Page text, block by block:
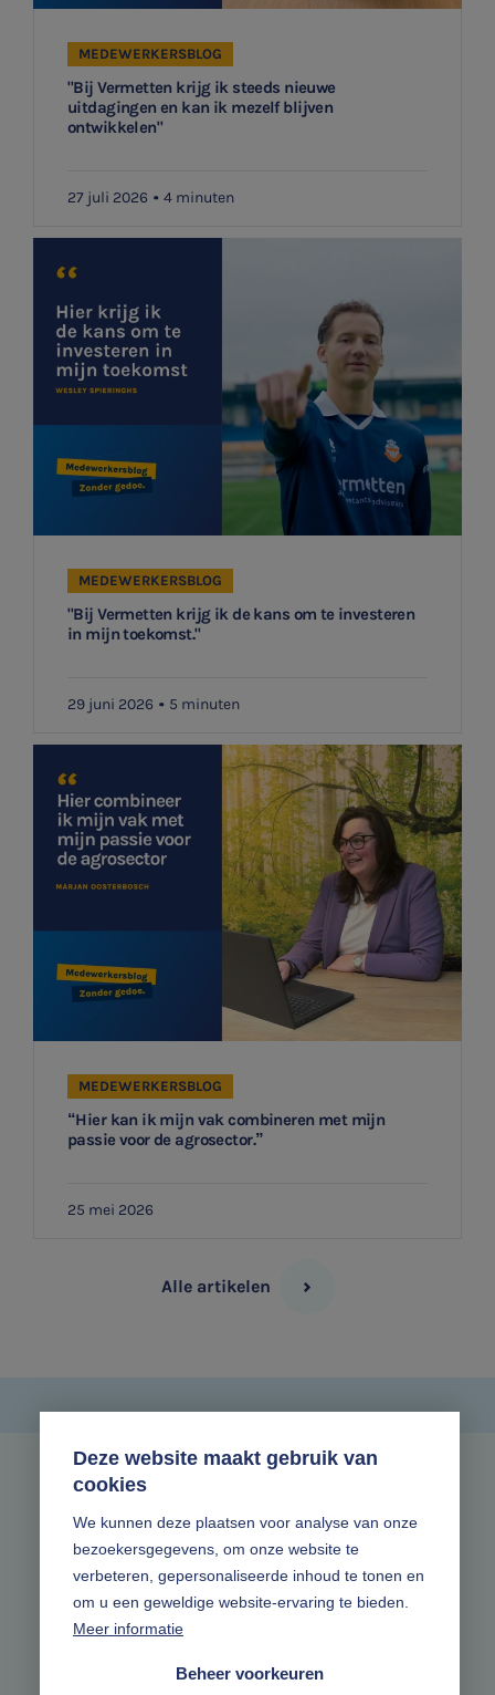
Deze website maakt gebruik van
cookies
We kunnen deze plaatsen voor analyse van onze
bezoekersgegevens, om onze website te
verbeteren, gepersonaliseerde inhoud te tonen en
om u een geweldige website-ervaring te bieden.
Meer informatie
Beheer voorkeuren
Audit
"Bij Vermetten krijg ik steeds nieuwe
uitdagingen en kan ik mezelf blijven
ontwikkelen"
MEDEWERKERSBLOG
27 juli 2026 4 minuten
"Bij Vermetten krijg ik de kans om te investeren
in mijn toekomst."
MEDEWERKERSBLOG
29 juni 2026 5 minuten
“Hier kan ik mijn vak combineren met mijn
passie voor de agrosector.”
MEDEWERKERSBLOG
25 mei 2026
Alle artikelen
Volg ons online